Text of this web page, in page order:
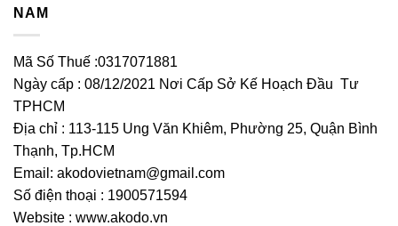
NAM
Mã Số Thuế :0317071881
Ngày cấp : 08/12/2021 Nơi Cấp Sở Kế Hoạch Đầu Tư
TPHCM
Địa chỉ : 113-115 Ung Văn Khiêm, Phường 25, Quận Bình
Thạnh, Tp.HCM
Email: akodovietnam@gmail.com
Số điện thoại : 1900571594
Website : www.akodo.vn